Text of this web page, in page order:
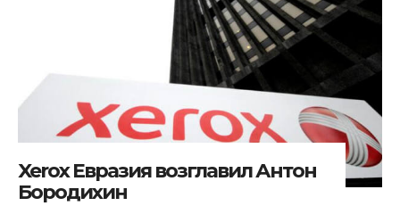
Xerox Евразия возглавил Антон
Бородихин